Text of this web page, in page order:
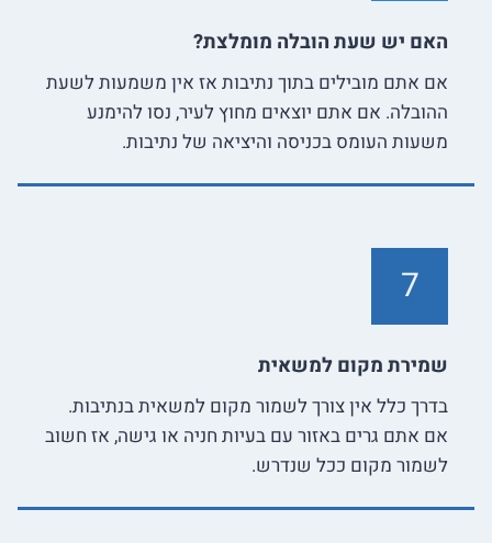
האם יש שעת הובלה מומלצת?
אם אתם מובילים בתוך נתיבות אז אין משמעות לשעת
ההובלה. אם אתם יוצאים מחוץ לעיר, נסו להימנע
משעות העומס בכניסה והיציאה של נתיבות.
7
שמירת מקום למשאית
בדרך כלל אין צורך לשמור מקום למשאית בנתיבות.
אם אתם גרים באזור עם בעיות חניה או גישה, אז חשוב
לשמור מקום ככל שנדרש.